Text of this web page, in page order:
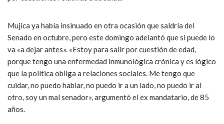
Mujica ya había insinuado en otra ocasión que saldría del
Senado en octubre, pero este domingo adelantó que si puede lo
va «a dejar antes». «Estoy para salir por cuestión de edad,
porque tengo una enfermedad inmunológica crónica y es lógico
que la política obliga a relaciones sociales. Me tengo que
cuidar, no puedo hablar, no puedo ir a un lado, no puedo ir al
otro, soy un mal senador», argumentó el ex mandatario, de 85
años.